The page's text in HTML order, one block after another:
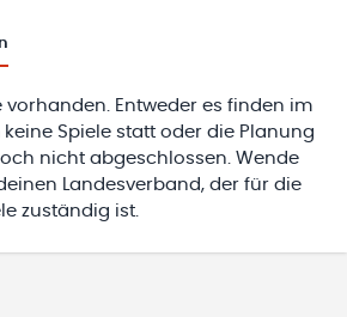
vorhanden. Entweder es finden im
Spiele statt oder die Planung
nicht abgeschlossen. Wende
Landesverband, der für die
zuständig ist.